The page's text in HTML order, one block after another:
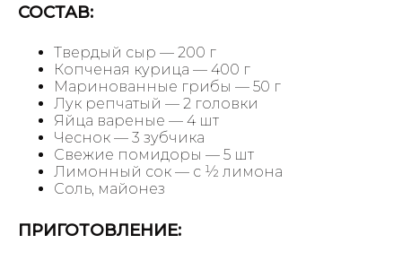
СОСТАВ:
Твердый сыр — 200 г
Копченая курица — 400 г
Маринованные грибы — 50 г
Лук репчатый — 2 головки
Яйца вареные — 4 шт
Чеснок — 3 зубчика
Свежие помидоры — 5 шт
Лимонный сок — с ½ лимона
Соль, майонез
ПРИГОТОВЛЕНИЕ: